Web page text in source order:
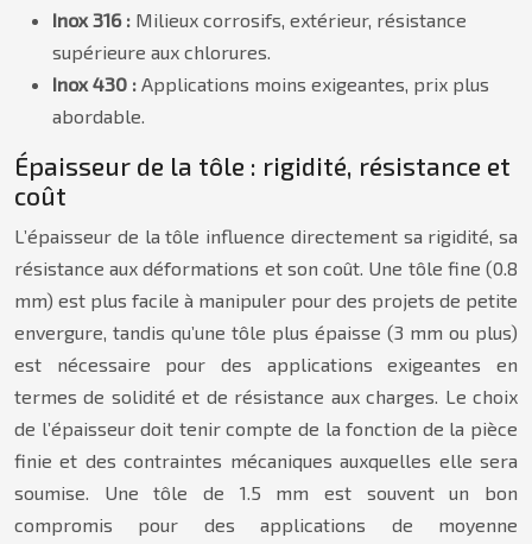
Inox 316 : Milieux corrosifs, extérieur, résistance
supérieure aux chlorures.
Inox 430 : Applications moins exigeantes, prix plus
abordable.
Épaisseur de la tôle : rigidité, résistance et
coût
L’épaisseur de la tôle influence directement sa rigidité, sa
résistance aux déformations et son coût. Une tôle fine (0.8
mm) est plus facile à manipuler pour des projets de petite
envergure, tandis qu’une tôle plus épaisse (3 mm ou plus)
est nécessaire pour des applications exigeantes en
termes de solidité et de résistance aux charges. Le choix
de l’épaisseur doit tenir compte de la fonction de la pièce
finie et des contraintes mécaniques auxquelles elle sera
soumise. Une tôle de 1.5 mm est souvent un bon
compromis pour des applications de moyenne